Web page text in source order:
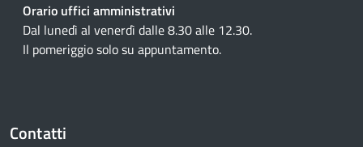
Orario uffici amministrativi
Dal lunedì al venerdì dalle 8.30 alle 12.30.
Il pomeriggio solo su appuntamento.
Contatti